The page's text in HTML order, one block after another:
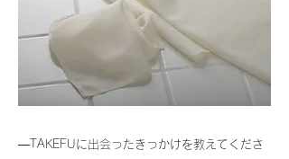
―TAKEFUに出会ったきっかけを教えてくださ